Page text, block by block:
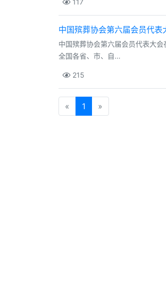
117
中国殡葬协会第六届会员代表
中国殡葬协会第六届会员代表大
全国各省、市、自...
215
« 1 »